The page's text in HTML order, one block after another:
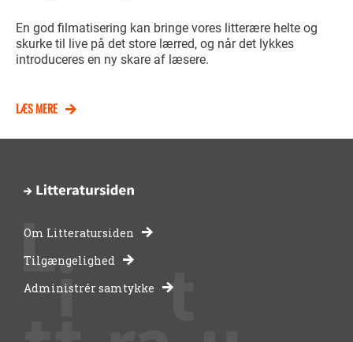
En god filmatisering kan bringe vores litterære helte og
skurke til live på det store lærred, og når det lykkes
introduceres en ny skare af læsere.
LÆS MERE
-
bibliotekernes
Om Litteratursiden
Tilgængelighed
Administrér samtykke